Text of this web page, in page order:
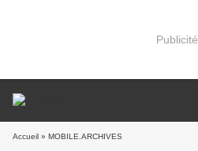
Publicité
Accueil » MOBILE.ARCHIVES